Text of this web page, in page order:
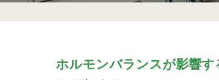
ホルモンバランスが影響す